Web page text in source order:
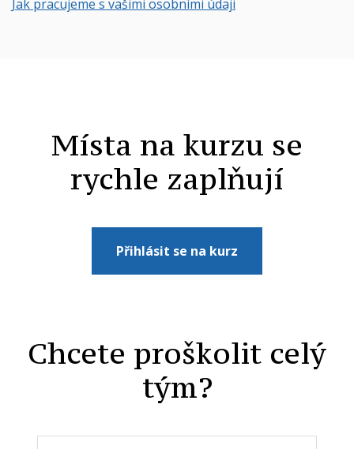
Jak pracujeme s vašimi osobními údaji
Místa na kurzu se
rychle zaplňují
Přihlásit se na kurz
Chcete proškolit celý
tým?